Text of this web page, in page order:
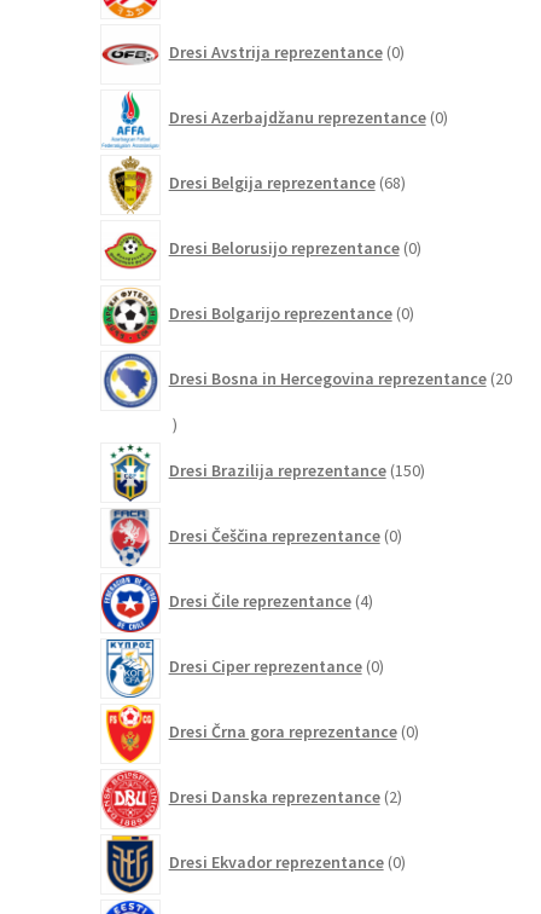
Dresi Avstrija reprezentance 0izdelkov
Dresi Azerbajdžanu reprezentance 0izdelkov
Dresi Belgija reprezentance 68izdelkov
Dresi Belorusijo reprezentance 0izdelkov
Dresi Bolgarijo reprezentance 0izdelkov
Dresi Bosna in Hercegovina reprezentance 20
20
Dresi Brazilija reprezentance 150izdelkov
Dresi Češčina reprezentance 0izdelkov
Dresi Čile reprezentance 4izdelki
Dresi Ciper reprezentance 0izdelkov
Dresi Črna gora reprezentance 0izdelkov
Dresi Danska reprezentance 2izdelka
Dresi Ekvador reprezentance 0izdelkov